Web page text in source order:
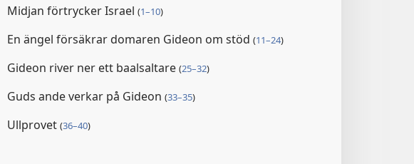
Midjan förtrycker Israel (1–10)
En ängel försäkrar domaren Gideon om stöd (11–24)
Gideon river ner ett baalsaltare (25–32)
Guds ande verkar på Gideon (33–35)
Ullprovet (36–40)